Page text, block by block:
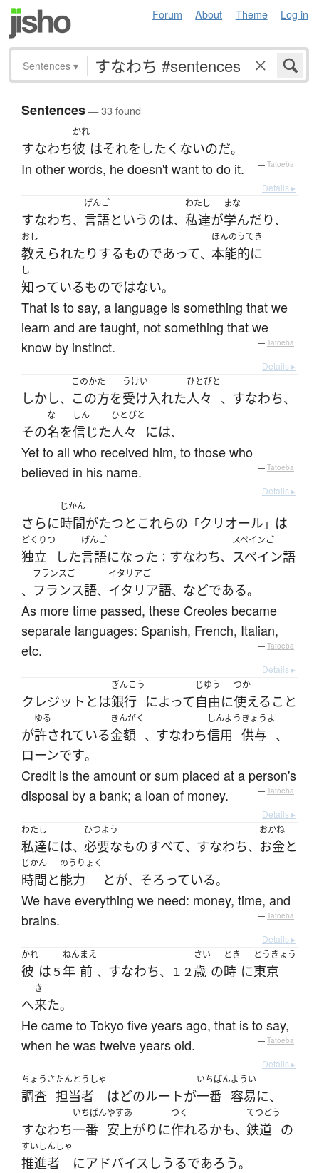
Forum About Theme Log in
Sentences ▾
Sentences— 33 found
すなわち
かれ
彼 はそれを したくないのだ。
In other words, he doesn't want to do it. — Tatoeba
Details ▸
すなわち、
げんご
言語というのは、
わたし
私達が
まな
学んだり、
おし
教えられたりするものであって、
ほんのうてき
本能的に
し
知っているものではない。
That is to say, a language is something that we
learn and are taught, not something that we
know by instinct.
— Tatoeba
Details ▸
しかし、
このかた
この方を
うけい
受け入れた
ひとびと
人々 、 すなわち、
その
な
名を
しん
信じた
ひとびと
人々 には、
Yet to all who received him, to those who
believed in his name.
— Tatoeba
Details ▸
さらに
じかん
時間がたつと これらの 「クリオール 」 は
どくりつ
独立 した
げんご
言語になった ： すなわち、
スペインご
スペイン語
、
フランスご
フランス語、
イタリアご
イタリア語、 などである。
As more time passed, these Creoles became
separate languages: Spanish, French, Italian,
etc.
— Tatoeba
Details ▸
クレジット とは
ぎんこう
銀行 によって
じゆう
自由に
つか
使える こと
が
ゆる
許されている
きんがく
金額 、 すなわち
しんよう
信用
きょうよ
供与 、
ローンです。
Credit is the amount or sum placed at a person's
disposal by a bank; a loan of money.
— Tatoeba
Details ▸
わたし
私達には、
ひつよう
必要なものすべて、 すなわち、
おかね
お金と
じかん
時間と
のうりょく
能力 とが、 そろっている。
We have everything we need: money, time, and
brains.
— Tatoeba
Details ▸
かれ
彼 は５
ねん
年
まえ
前 、 すなわち、１２
さい
歳 の
とき
時 に
とうきょう
東京
へ
き
来た。
He came to Tokyo five years ago, that is to say,
when he was twelve years old.
— Tatoeba
Details ▸
ちょうさ
調査
たんとうしゃ
担当者 はどのルートが
いちばん
一番
ようい
容易に、
すなわち
いちばん
一番
やすあ
安上がりに
つく
作れるかも、
てつどう
鉄道 の
すいしんしゃ
推進者 にアドバイス しうるであろう。